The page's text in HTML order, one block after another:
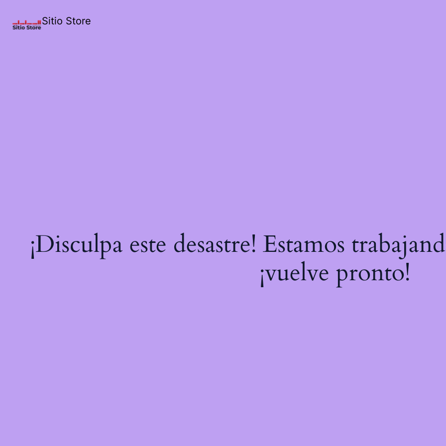
Sitio Store
¡Disculpa este desastre! Estamos
¡vuelve pronto!